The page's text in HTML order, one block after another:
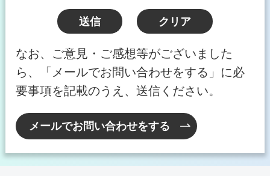
なお、ご意見・ご感想等がございました
ら、「メールでお問い合わせをする」に必
要事項を記載のうえ、送信ください。
メールでお問い合わせをする